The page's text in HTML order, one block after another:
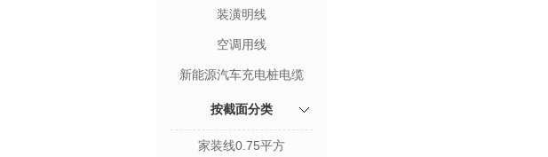
装潢明线
空调用线
新能源汽车充电桩电缆
按截面分类
家装线0.75平方